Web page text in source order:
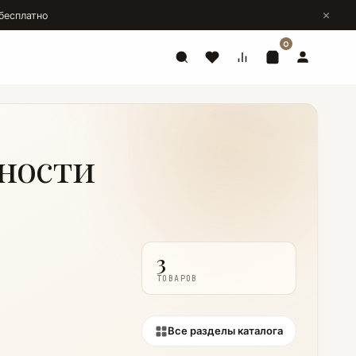
0
Все разделы каталога
3
ТОВАРОВ